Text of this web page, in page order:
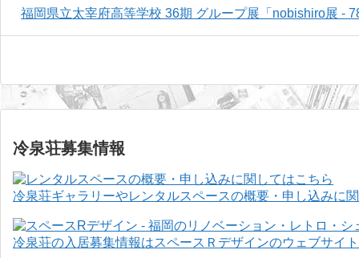
福岡県立太宰府高等学校 36期 グループ展「nobishiro展 -
冷泉荘募集情報
冷泉荘ギャラリーやレンタルスペースの概要・申し込みに
冷泉荘の入居募集情報はスペースＲデザインのウェブサイ